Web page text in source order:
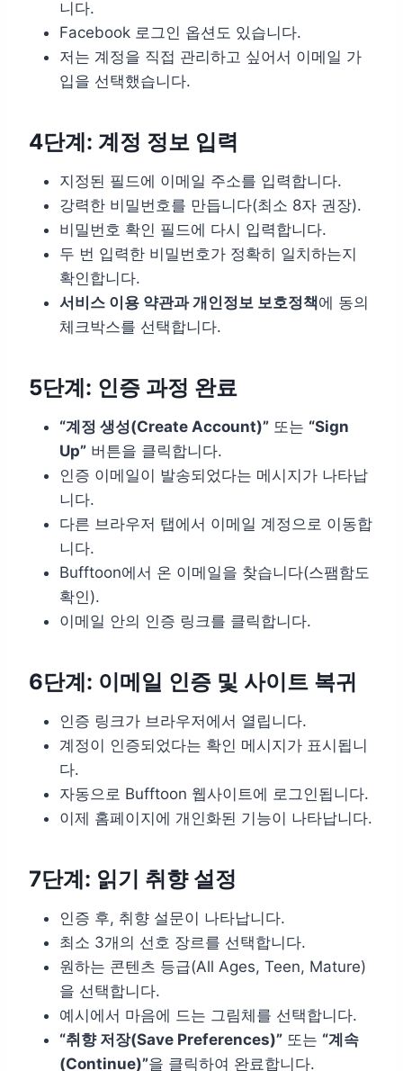
니다.
Facebook 로그인 옵션도 있습니다.
저는 계정을 직접 관리하고 싶어서 이메일 가
입을 선택했습니다.
4단계: 계정 정보 입력
지정된 필드에 이메일 주소를 입력합니다.
강력한 비밀번호를 만듭니다(최소 8자 권장).
비밀번호 확인 필드에 다시 입력합니다.
두 번 입력한 비밀번호가 정확히 일치하는지
확인합니다.
서비스 이용 약관과 개인정보 보호정책에 동의
체크박스를 선택합니다.
5단계: 인증 과정 완료
“계정 생성(Create Account)” 또는 “Sign
Up” 버튼을 클릭합니다.
인증 이메일이 발송되었다는 메시지가 나타납
니다.
다른 브라우저 탭에서 이메일 계정으로 이동합
니다.
Bufftoon에서 온 이메일을 찾습니다(스팸함도
확인).
이메일 안의 인증 링크를 클릭합니다.
6단계: 이메일 인증 및 사이트 복귀
인증 링크가 브라우저에서 열립니다.
계정이 인증되었다는 확인 메시지가 표시됩니
다.
자동으로 Bufftoon 웹사이트에 로그인됩니다.
이제 홈페이지에 개인화된 기능이 나타납니다.
7단계: 읽기 취향 설정
인증 후, 취향 설문이 나타납니다.
최소 3개의 선호 장르를 선택합니다.
원하는 콘텐츠 등급(All Ages, Teen, Mature)
을 선택합니다.
예시에서 마음에 드는 그림체를 선택합니다.
“취향 저장(Save Preferences)” 또는 “계속
(Continue)”을 클릭하여 완료합니다.